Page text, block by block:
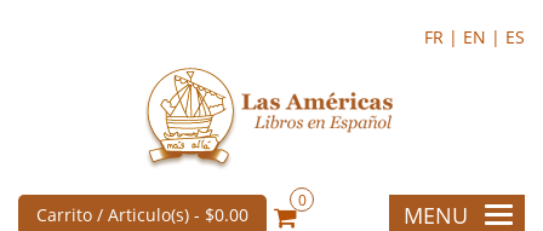
FR | EN | ES
Carrito / Articulo(s) - $0.00
0
MENU